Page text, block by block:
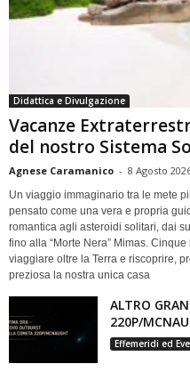
Didattica e Divulgazione
Vacanze
del nostro Sistema
Agnese Caramanico - 8 Agosto
Un viaggio immaginario tra le mete
pensato come una vera e propria
romantica agli asteroidi solitari, dai
fino alla “Morte Nera” Mimas.
viaggiare oltre la Terra e riscoprire,
preziosa la nostra unica casa
ALTRO
220P/
Effemeridi ed